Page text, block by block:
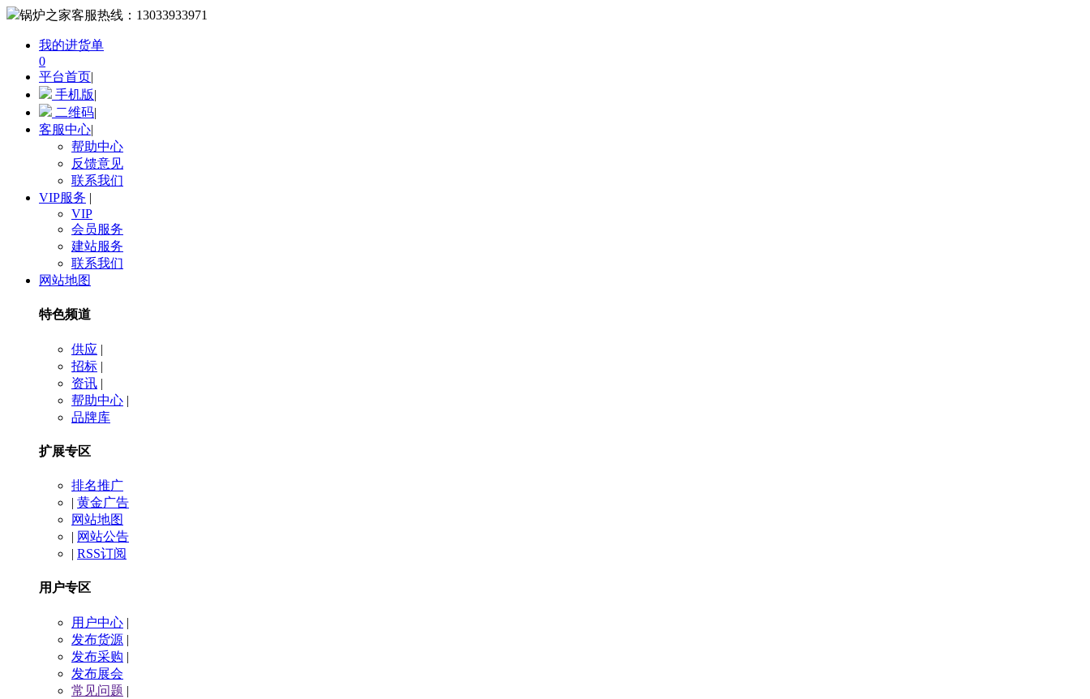
锅炉之家客服热线： 13033933971
我的进货单
0
平台首页|
手机版|
二维码|
客服中心|
帮助中心
反馈意见
联系我们
VIP服务 |
VIP
会员服务
建站服务
联系我们
网站地图
特色频道
供应 |
招标 |
资讯 |
帮助中心 |
品牌库
扩展专区
排名推广
| 黄金广告
网站地图
| 网站公告
| RSS订阅
用户专区
用户中心 |
发布货源 |
发布采购 |
发布展会
常见问题 |